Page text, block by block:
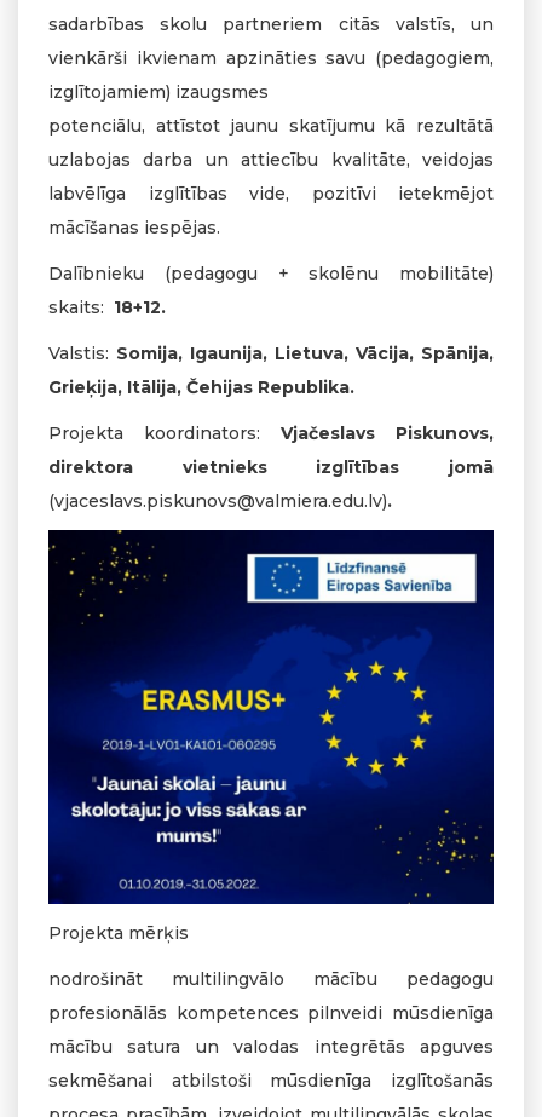
sadarbības skolu partneriem citās valstīs, un
vienkārši ikvienam apzināties savu (pedagogiem,
izglītojamiem) izaugsmes
potenciālu, attīstot jaunu skatījumu kā rezultātā
uzlabojas darba un attiecību kvalitāte, veidojas
labvēlīga izglītības vide, pozitīvi ietekmējot
mācīšanas iespējas.
Dalībnieku (pedagogu + skolēnu mobilitāte)
skaits: 18+12.
Valstis: Somija, Igaunija, Lietuva, Vācija, Spānija,
Grieķija, Itālija, Čehijas Republika.
Projekta koordinators: Vjačeslavs Piskunovs,
direktora vietnieks izglītības jomā
(vjaceslavs.piskunovs@valmiera.edu.lv).
Projekta mērķis
nodrošināt multilingvālo mācību pedagogu
profesionālās kompetences pilnveidi mūsdienīga
mācību satura un valodas integrētās apguves
sekmēšanai atbilstoši mūsdienīga izglītošanās